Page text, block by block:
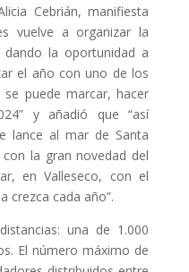
Cebrián, manifiesta
vuelve a organizar la
la oportunidad a
el año con uno de los
puede marcar, hacer
y añadió que “así
lance al mar de Santa
la gran novedad del
en Valleseco, con el
crezca cada año”.
una de 1.000
El número máximo de